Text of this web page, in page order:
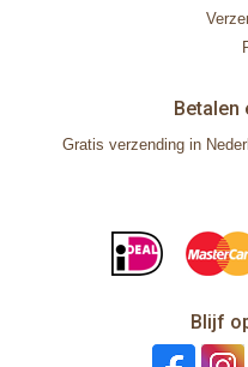
Betalen
Gratis verzending in
Blijf